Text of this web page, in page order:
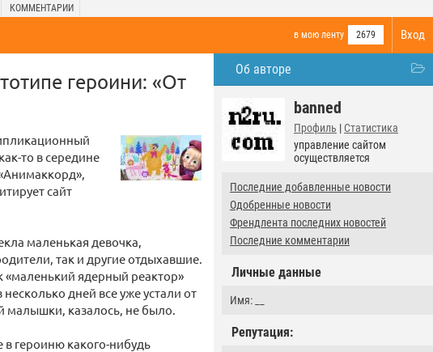
КОММЕНТАРИИ
Вход
в мою ленту 2679
Об авторе
banned
Профиль | Статистика
управление сайтом
осуществляется
Последние добавленные новости
Одобренные новости
Френдлента последних новостей
Последние комментарии
Личные данные
Имя: __
Репутация:
героини: «От
то в середине
сайт
маленькая девочка,
так и другие отдыхавшие.
«маленький ядерный реактор»
дней все уже устали от
малышки, казалось, не было.
в героиню какого-нибудь